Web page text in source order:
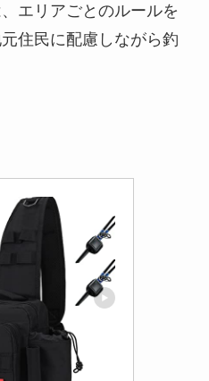
エリアごとのルールを
住民に配慮しながら釣